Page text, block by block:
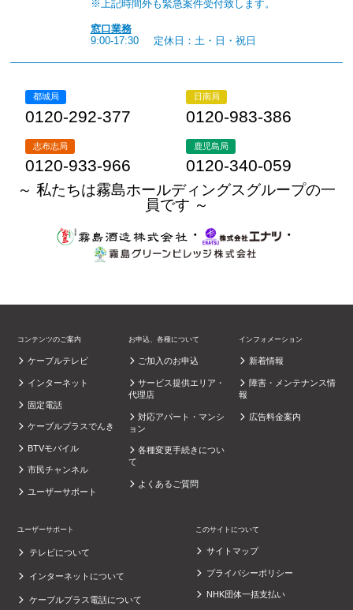
※上記時間外も緊急案件受付致します。
窓口業務
9:00-17:30
定休日：土・日・祝日
都城局
0120-292-377
日南局
0120-983-386
志布志局
0120-933-966
鹿児島局
0120-340-059
～ 私たちは霧島ホールディングスグループの一
員です ～
・
・
コンテンツのご案内
ケーブルテレビ
インターネット
固定電話
ケーブルプラスでんき
BTVモバイル
市民チャンネル
ユーザーサポート
お申込、各種について
ご加入のお申込
サービス提供エリア・
代理店
対応アパート・マンシ
ョン
各種変更手続きについ
て
よくあるご質問
インフォメーション
新着情報
障害・メンテナンス情
報
広告料金案内
ユーザーサポート
テレビについて
インターネットについて
ケーブルプラス電話について
このサイトについて
サイトマップ
プライバシーポリシー
NHK団体一括支払い